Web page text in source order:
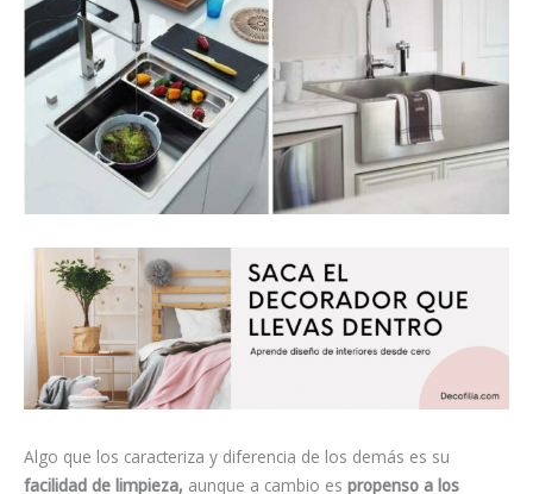
Algo que los caracteriza y diferencia de los demás es su
facilidad de limpieza, aunque a cambio es propenso a los